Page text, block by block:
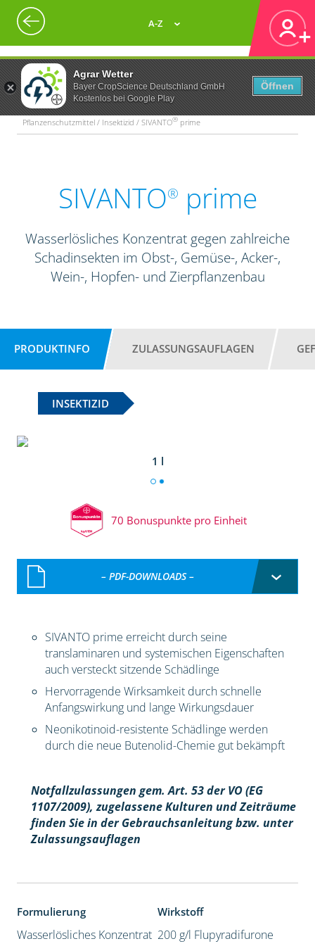
Agrar Wetter
Bayer CropScience Deutschland GmbH
Kostenlos bei Google Play
Öffnen
A-Z
Pflanzenschutzmittel / Insektizid / SIVANTO® prime
SIVANTO® prime
Wasserlösliches Konzentrat gegen zahlreiche
Schadinsekten im Obst-, Gemüse-, Acker-,
Wein-, Hopfen- und Zierpflanzenbau
PRODUKTINFO ZULASSUNGSAUFLAGEN
INSEKTIZID
1 l
70 Bonuspunkte pro Einheit
– PDF-DOWNLOADS –
SIVANTO prime erreicht durch seine
translaminaren und systemischen Eigenschaften
auch versteckt sitzende Schädlinge
Hervorragende Wirksamkeit durch schnelle
Anfangswirkung und lange Wirkungsdauer
Neonikotinoid-resistente Schädlinge werden
durch die neue Butenolid-Chemie gut bekämpft
Notfallzulassungen gem. Art. 53 der VO (EG
1107/2009), zugelassene Kulturen und Zeiträume
finden Sie in der Gebrauchsanleitung bzw. unter
Zulassungsauflagen
Formulierung
Wasserlösliches Konzentrat
Wirkstoff
200 g/l Flupyradifurone